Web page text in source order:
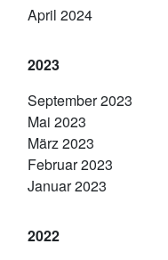
April 2024
2023
September 2023
Mai 2023
März 2023
Februar 2023
Januar 2023
2022